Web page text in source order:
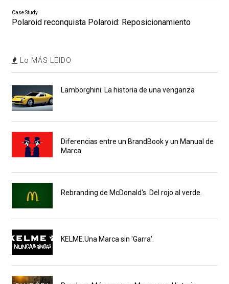
Case Study
Polaroid reconquista Polaroid: Reposicionamiento
Lo MÁS LEIDO
Lamborghini: La historia de una venganza
Diferencias entre un BrandBook y un Manual de
Marca
Rebranding de McDonald's. Del rojo al verde.
KELME.Una Marca sin 'Garra'.